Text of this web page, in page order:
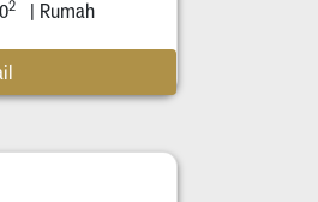
2 | Rumah